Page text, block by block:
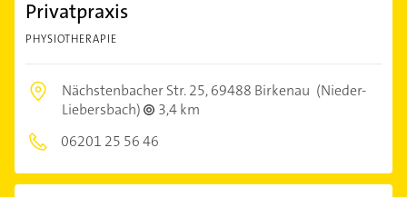
Privatpraxis
PHYSIOTHERAPIE
Nächstenbacher Str. 25,69488 Birkenau (Nieder-
Liebersbach)
3,4 km
06201 25 56 46